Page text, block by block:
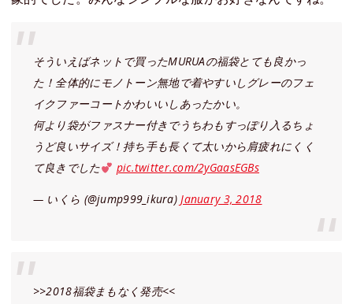
そういえばネットで買ったMURUAの福袋とても良かっ
た！全体的にモノトーン無地で着やすいしグレーのフェ
イクファーコートかわいいしあったかい。
何より袋がファスナー付きでうちわもすっぽり入るちょ
うど良いサイズ！持ち手も長くて太いから肩疲れにくく
て良きでした
pic.twitter.com/2yGaasEGBs
— いくら (@jump999_ikura) January 3, 2018
>>2018福袋まもなく発売<<